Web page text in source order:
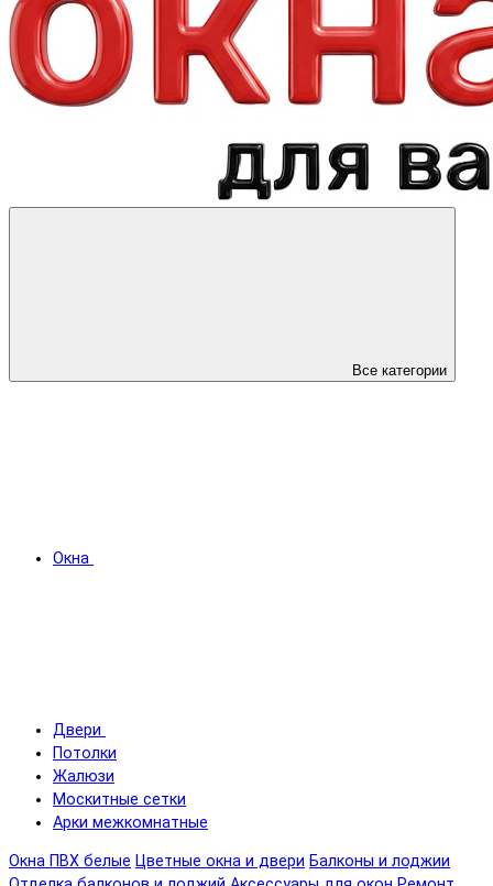
Все категории
Окна
Двери
Потолки
Жалюзи
Москитные сетки
Арки межкомнатные
Окна ПВХ белые Цветные окна и двери Балконы и лоджии